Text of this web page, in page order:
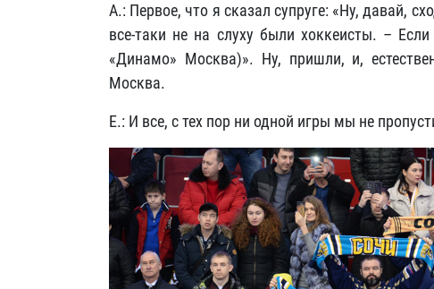
А.: Первое, что я сказал супруге: «Ну, давай,
все-таки не на слуху были хоккеисты. –
«Динамо» Москва)». Ну, пришли, и,
Москва.
Е.: И все, с тех пор ни одной игры мы не